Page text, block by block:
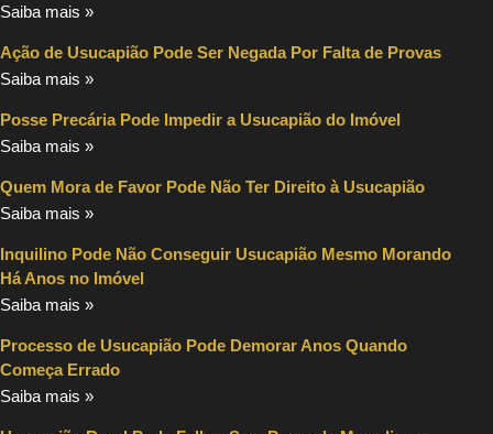
Saiba mais »
Ação de Usucapião Pode Ser Negada Por Falta de Provas
Saiba mais »
Posse Precária Pode Impedir a Usucapião do Imóvel
Saiba mais »
Quem Mora de Favor Pode Não Ter Direito à Usucapião
Saiba mais »
Inquilino Pode Não Conseguir Usucapião Mesmo Morando
Há Anos no Imóvel
Saiba mais »
Processo de Usucapião Pode Demorar Anos Quando
Começa Errado
Saiba mais »